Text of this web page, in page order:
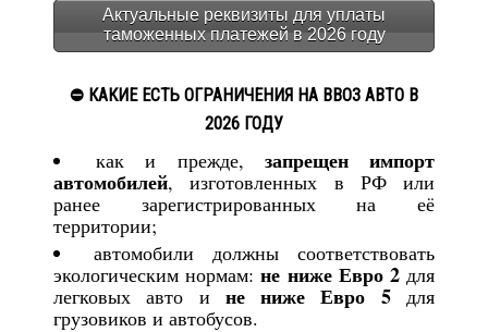
Актуальные реквизиты для уплаты
таможенных платежей в 2026 году
⛔ КАКИЕ ЕСТЬ ОГРАНИЧЕНИЯ НА ВВОЗ АВТО В
2026 ГОДУ
как и прежде, запрещен импорт
автомобилей, изготовленных в РФ или
ранее зарегистрированных на её
территории;
автомобили должны соответствовать
экологическим нормам:не ниже Евро 2для
легковых авто и не ниже Евро 5для
грузовиков и автобусов.